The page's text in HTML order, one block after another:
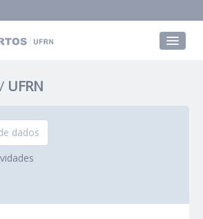
UFRN
dados